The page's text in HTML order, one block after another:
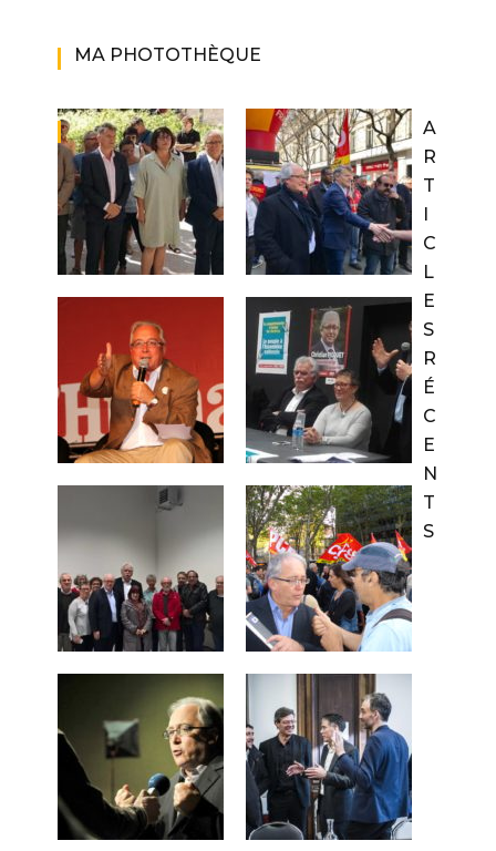
MA PHOTOTHÈQUE
A
R
T
I
C
L
E
S
R
É
C
E
N
T
S